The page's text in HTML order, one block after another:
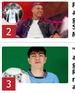
2
3